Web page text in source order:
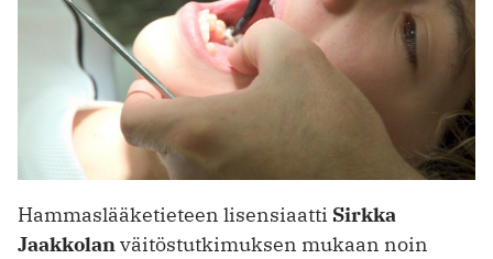
Hammaslääketieteen lisensiaatti Sirkka
Jaakkolanväitöstutkimuksen mukaan noin